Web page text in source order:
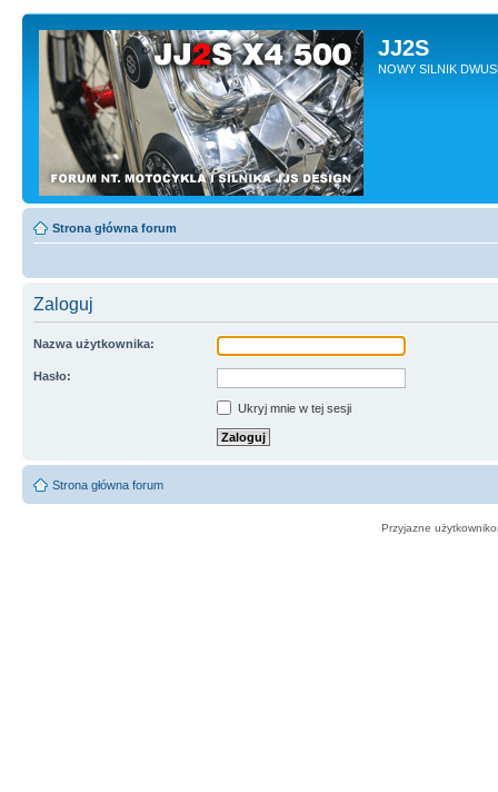
JJ2S
NOWY SILNIK
Strona główna forum
Zaloguj
Nazwa użytkownika:
Hasło:
Ukryj mnie w tej sesji
Strona główna forum
Przyjazne